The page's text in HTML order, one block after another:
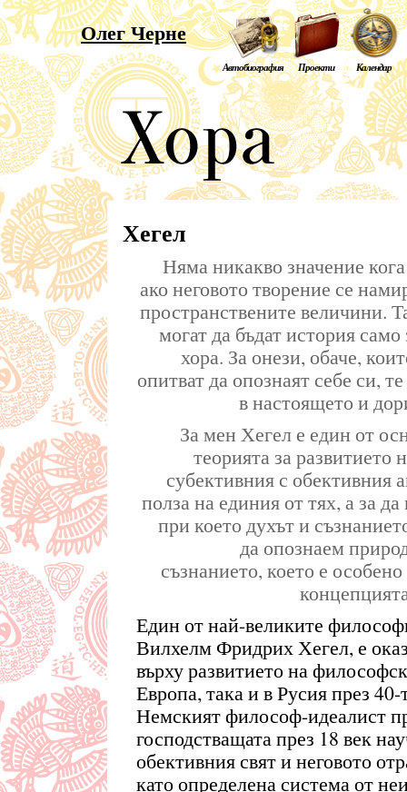
Олег Черне
Автобиография Проекти Календар
Хегел
Няма никакво значение
ако неговото творение се
пространствените величини.
могат да бъдат история
хора. За онези, обаче,
опитват да опознаят себе си,
в настоящето и
За мен Хегел е един от
теорията за развитието
субективния с обективния
полза на единия от тях, а за
при което духът и
да опознаем
съзнанието, което е
Един от най-великите
Вилхелм Фридрих Хегел, е
върху развитието на
Европа, така и в Русия през
Немският философ-идеалист
господстващата през 18 век
обективния свят и неговото
като определена система от